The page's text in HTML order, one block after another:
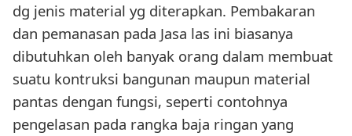
dg jenis material yg diterapkan. Pembakaran
dan pemanasan pada Jasa las ini biasanya
dibutuhkan oleh banyak orang dalam membuat
suatu kontruksi bangunan maupun material
pantas dengan fungsi, seperti contohnya
pengelasan pada rangka baja ringan yang